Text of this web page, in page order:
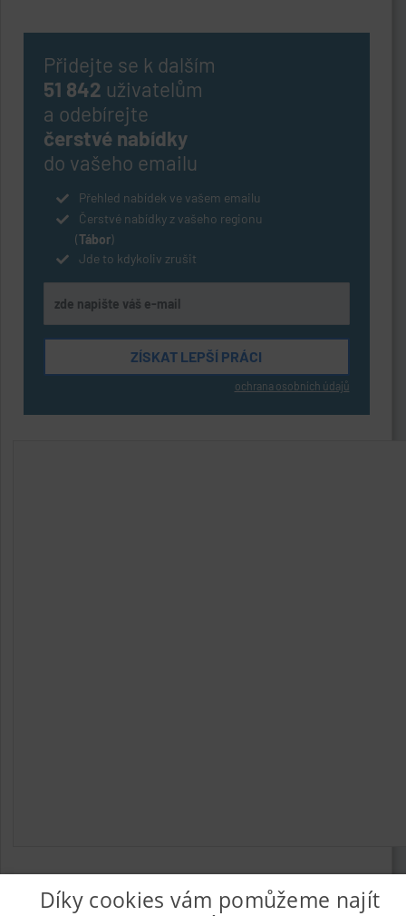
Přidejte se k dalším
51 842 uživatelům
a odebírejte
čerstvé nabídky
do vašeho emailu
Přehled nabídek ve vašem emailu
Čerstvé nabídky z vašeho regionu
(Tábor)
Jde to kdykoliv zrušit
ochrana osobních údajů
Díky cookies vám pomůžeme najít